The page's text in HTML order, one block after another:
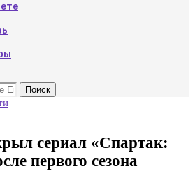
Поиск
сериал «Спартак:
первого сезона